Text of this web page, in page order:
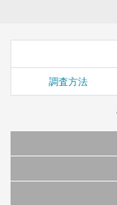
調査方法
当サイトで公開されてい
これらの情報を権利者の
当サイトに掲載している